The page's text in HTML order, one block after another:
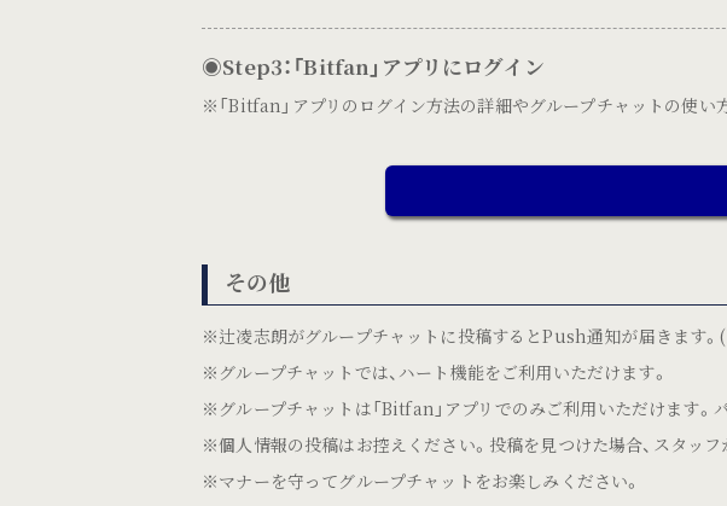
◉Step3：「Bitfan」アプリにログイン
※「Bitfan」アプリのログイン方法の詳細やグループチャットの使い
その他
※辻凌志朗がグループチャットに投稿するとPush通知が届きます
※グループチャットでは、ハート機能をご利用いただけます。
※グループチャットは「Bitfan」アプリでのみご利用いただけます
※個人情報の投稿はお控えください。投稿を見つけた場合、スタッ
※マナーを守ってグループチャットをお楽しみください。